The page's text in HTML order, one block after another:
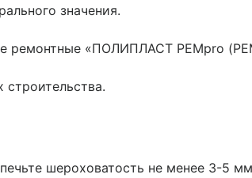
значения.
ремонтные «ПОЛИПЛАСТ РЕМpro
шероховатость не менее 3-5